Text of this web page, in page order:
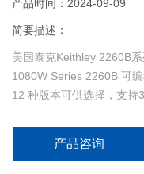
产品时间：2024-09-09
简要描述：
美国泰克Keithley 2260B
1080W Series 2260B 可
12 种版本可供选择，支持
制和生产测试。
产品咨询